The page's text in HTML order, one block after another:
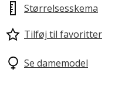
Størrelsesskema
Tilføj til favoritter
Se damemodel